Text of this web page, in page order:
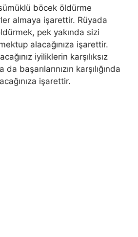
böcek öldürme
almaya işarettir. Rüyada
pek yakında sizi
alacağınıza işarettir.
iyiliklerin karşılıksız
başarılarınızın karşılığında
işarettir.